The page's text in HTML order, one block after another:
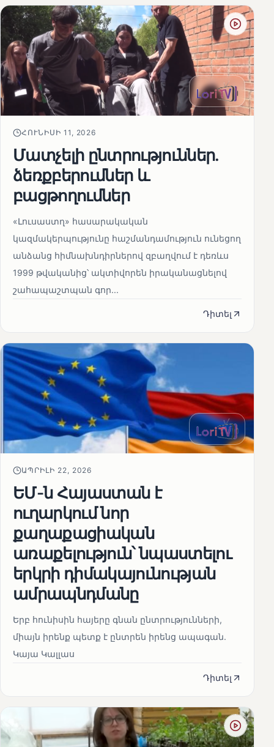
ՀՈՒՆԻՍԻ 11, 2026
Մատչելի ընտրություններ.
ձեռքբերումներ և
բացթողումներ
«Լուսաստղ» հասարակական
կազմակերպությունը հաշմանդամություն ունեցող
անձանց հիմնախնդիրներով զբաղվում է դեռևս
1999 թվականից՝ ակտիվորեն իրականացնելով
շահապաշտպան գոր...
Դիտել
ԱՊՐԻԼԻ 22, 2026
ԵՄ-ն Հայաստան է
ուղարկում նոր
քաղաքացիական
առաքելություն՝ նպաստելու
երկրի դիմակայունության
ամրապնդմանը
Երբ հունիսին հայերը գնան ընտրությունների,
միայն իրենք պետք է ընտրեն իրենց ապագան.
Կայա Կալլաս
Դիտել